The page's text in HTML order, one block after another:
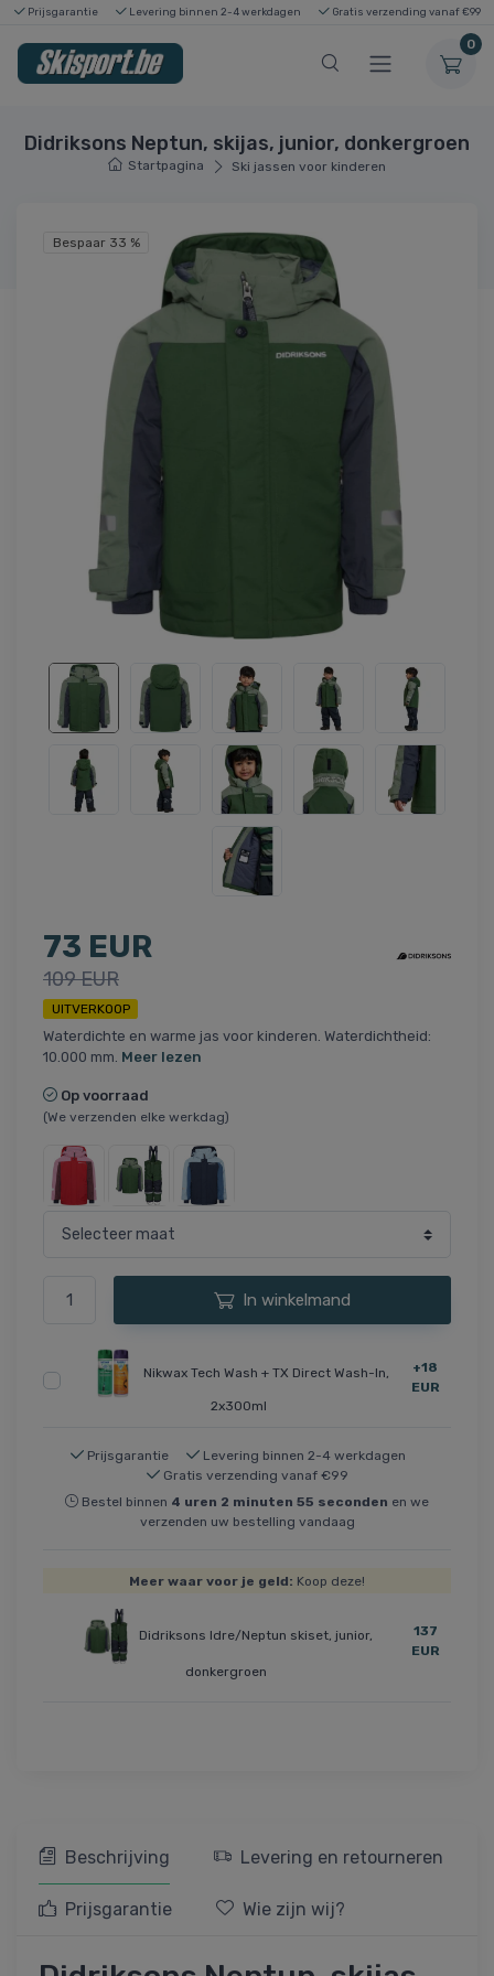
Prijsgarantie Levering binnen 2-4 werkdagen Gratis verzending vanaf €99
0
Didriksons Neptun, skijas, junior, donkergroen
Startpagina Ski jassen voor kinderen
Bespaar 33 %
73 EUR
109 EUR
UITVERKOOP
Waterdichte en warme jas voor kinderen. Waterdichtheid:
10.000 mm. Meer lezen
Op voorraad
(We verzenden elke werkdag)
In winkelmand
Nikwax Tech Wash + TX Direct Wash-In,
2x300ml
+18
EUR
Prijsgarantie
Levering binnen 2-4 werkdagen
Gratis verzending vanaf €99
Bestel binnen 4 uren 2 minuten 55 seconden en we
verzenden uw bestelling vandaag
Meer waar voor je geld: Koop deze!
Didriksons Idre/Neptun skiset, junior,
donkergroen
137
EUR
Beschrijving Levering en retourneren
Prijsgarantie Wie zijn wij?